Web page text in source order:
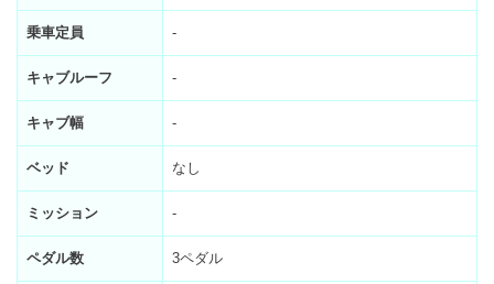
乗車定員 -
キャブルーフ -
キャブ幅 -
ベッド なし
ミッション -
ペダル数 3ペダル